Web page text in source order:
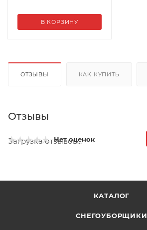
В КОРЗИНУ
ОТЗЫВЫ КАК КУПИТЬ
Отзывы
Нет оценок
Загрузка отзывов...
КАТАЛОГ
СНЕГОУБОРЩИКИ